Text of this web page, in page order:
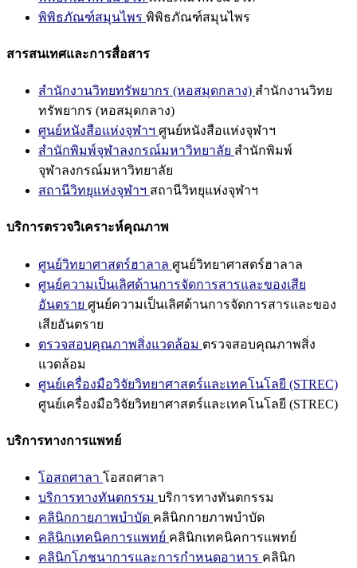
พิพิธภัณฑ์สมุนไพร พิพิธภัณฑ์สมุนไพร
สารสนเทศและการสื่อสาร
สำนักงานวิทยทรัพยากร (หอสมุดกลาง) สำนักงานวิทย
ทรัพยากร (หอสมุดกลาง)
ศูนย์หนังสือแห่งจุฬาฯ ศูนย์หนังสือแห่งจุฬาฯ
สำนักพิมพ์จุฬาลงกรณ์มหาวิทยาลัย สำนักพิมพ์
จุฬาลงกรณ์มหาวิทยาลัย
สถานีวิทยุแห่งจุฬาฯ สถานีวิทยุแห่งจุฬาฯ
บริการตรวจวิเคราะห์คุณภาพ
ศูนย์วิทยาศาสตร์ฮาลาล ศูนย์วิทยาศาสตร์ฮาลาล
ศูนย์ความเป็นเลิศด้านการจัดการสารและของเสีย
อันตราย ศูนย์ความเป็นเลิศด้านการจัดการสารและของ
เสียอันตราย
ตรวจสอบคุณภาพสิ่งแวดล้อม ตรวจสอบคุณภาพสิ่ง
แวดล้อม
ศูนย์เครื่องมือวิจัยวิทยาศาสตร์และเทคโนโลยี (STREC)
ศูนย์เครื่องมือวิจัยวิทยาศาสตร์และเทคโนโลยี (STREC)
บริการทางการแพทย์
โอสถศาลา โอสถศาลา
บริการทางทันตกรรม บริการทางทันตกรรม
คลินิกกายภาพบำบัด คลินิกกายภาพบำบัด
คลินิกเทคนิคการแพทย์ คลินิกเทคนิคการแพทย์
คลินิกโภชนาการและการกำหนดอาหาร คลินิก